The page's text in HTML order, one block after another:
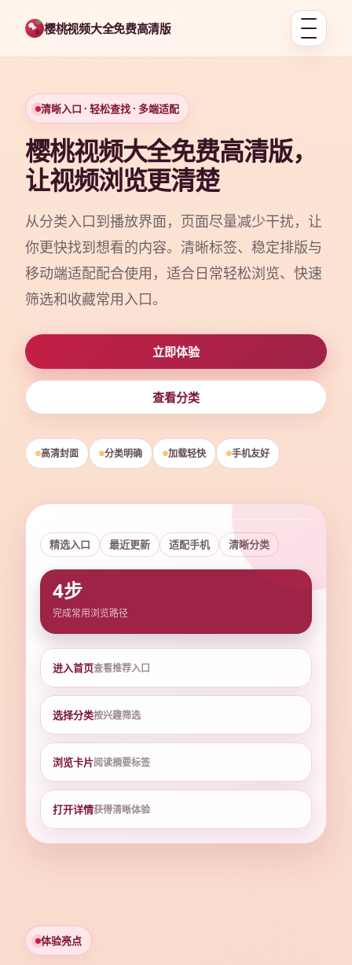
樱桃视频大全免费高清版
清晰入口 · 轻松查找 · 多端适配
樱桃视频大全免费高清版，
让视频浏览更清楚
从分类入口到播放界面，页面尽量减少干扰，让
你更快找到想看的内容。清晰标签、稳定排版与
移动端适配配合使用，适合日常轻松浏览、快速
筛选和收藏常用入口。
立即体验
查看分类
高清封面 分类明确 加载轻快 手机友好
高清 流畅
精选入口 最近更新 适配手机 清晰分类
4步
完成常用浏览路径
进入首页查看推荐入口
选择分类按兴趣筛选
浏览卡片阅读摘要标签
打开详情获得清晰体验
体验亮点